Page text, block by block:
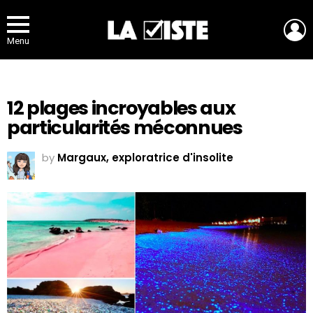
Menu
12 plages incroyables aux
particularités méconnues
by Margaux, exploratrice d'insolite